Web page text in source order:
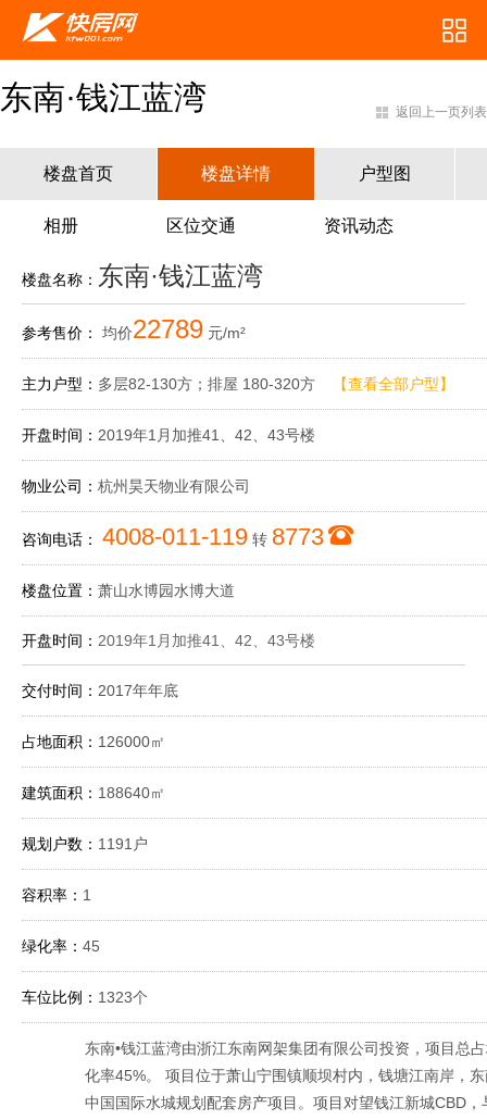
东南·钱江蓝湾 返回上一页列表
楼盘首页 楼盘详情 户型图
相册 区位交通 资讯动态
楼盘名称： 东南·钱江蓝湾
参考售价： 均价22789 元/m²
主力户型： 多层82-130方；排屋 180-320方 【查看全部户型】
开盘时间： 2019年1月加推41、42、43号楼
物业公司：杭州昊天物业有限公司
咨询电话： 4008-011-119 转 8773
楼盘位置：萧山水博园水博大道
开盘时间： 2019年1月加推41、42、43号楼
交付时间： 2017年年底
占地面积： 126000㎡
建筑面积： 188640㎡
规划户数： 1191户
容积率： 1
绿化率：45
车位比例： 1323个
东南•钱江蓝湾由浙江东南网架集团有限公司投资，项目总
化率45%。 项目位于萧山宁围镇顺坝村内，钱塘江南岸，
中国国际水城规划配套房产项目。项目对望钱江新城CBD